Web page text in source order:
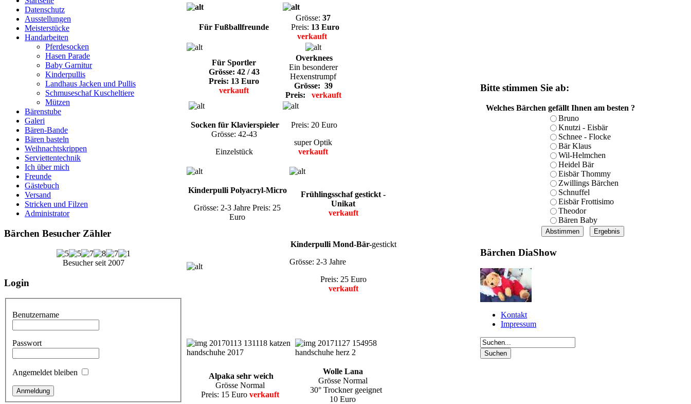
Datenschutz
Ausstellungen
Meisterstücke
Handarbeiten
Pferdesocken
Hasen Parade
Baby Garnitur
Kinderpullis
Landhaus Jacken und Pullis
Schmuseschaf Kuscheltiere
Mützen
Bärenstube
Galeri
Bären-Bande
Bären basteln
Weihnachtskrippen
Serviettentechnik
Ich über mich
Freunde
Gästebuch
Versand
Stricken und Filzen
Administrator
Bärchen Besucher Zähler
Besucher seit 2007
Login
Benutzername
Passwort
Angemeldet bleiben
Für Fußballfreunde
Grösse: 37
Preis: 13 Euro
verkauft
Für Sportler
Grösse: 42 / 43
Preis: 13 Euro
verkauft
Overknees
Ein besonderer
Hexenstrumpf
Grösse: 39
Preis:
verkauft
Socken für Klavierspieler
Grösse: 42-43
Einzelstück
Preis: 20 Euro
super Optik
verkauft
Kinderpulli Polyacryl-Micro
Grösse: 2-3 Jahre Preis: 25
Euro
Frühlingsschaf gestickt -
Unikat
verkauft
Kinderpulli Mond-Bär-gestickt
Grösse: 2-3 Jahre
Preis: 25 Euro
verkauft
Alpaka sehr weich
Grösse Normal
Preis: 15 Euro verkauft
Wolle Lana
Grösse Normal
30° Trockner geeignet
10 Euro
Bitte stimmen Sie ab:
Welches Bärchen gefällt Ihnen am besten ?
Bruno
Knutzi - Eisbär
Schnee - Flocke
Bär Klaus
Wil-Helmchen
Heidel Bär
Eisbär Thommy
Zwillings Bärchen
Schnuffel
Eisbär Frottisimo
Theodor
Bären Baby
Bärchen DiaShow
Kontakt
Impressum